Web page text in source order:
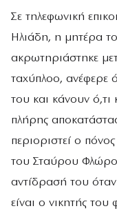
Σε τηλεφωνική
Ηλιάδη, η μητέρα
ακρωτηριάστηκε
ταχύπλοο, ανέφερε
του και κάνουν
πλήρης
περιοριστεί ο
του Σταύρου
αντίδρασή του όταν
είναι ο νικητής του